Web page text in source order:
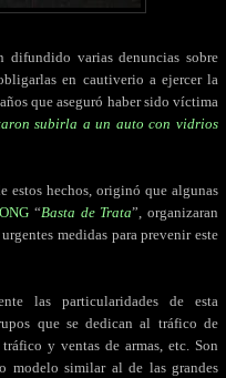
varias denuncias sobre
en cautiverio a ejercer la
que aseguró haber sido víctima
subirla a un auto con vidrios
estos hechos, originó que algunas
ONG “Basta de Trata”, organizaran
medidas para prevenir este
las particularidades de esta
que se dedican al tráfico de
y ventas de armas, etc. Son
modelo similar al de las grandes